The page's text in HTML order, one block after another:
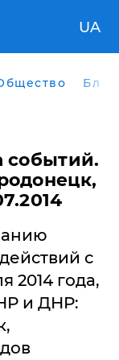
UA
событий.
с
2014 года,
и ДНР: